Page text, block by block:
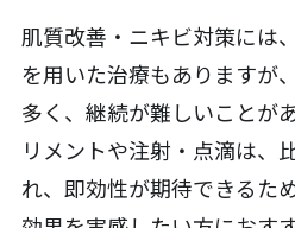
肌質改善・ニキビ対策には
を用いた治療もありますが
多く、継続が難しいことが
リメントや注射・点滴は、
れ、即効性が期待できるた